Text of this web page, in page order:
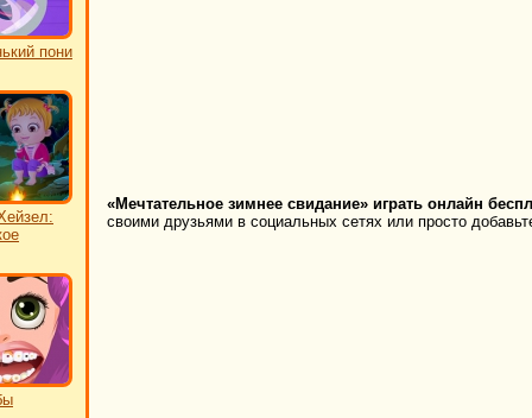
пони
«Мечтательное зимнее свидание» играть онлайн
своими друзьями в социальных сетях или просто